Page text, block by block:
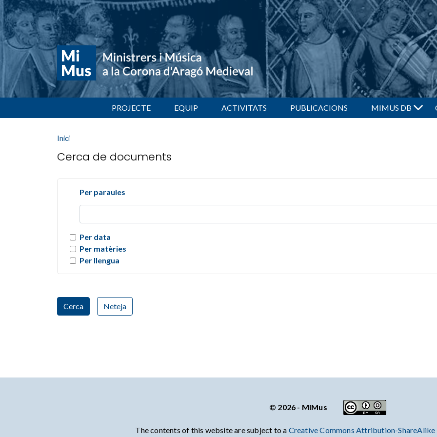
Vés
al
contingut
PROJECTE EQUIP ACTIVITATS PUBLICACIONS MIMUS DB
Inici
Cerca de documents
Per paraules
Per data
Per matèries
Per llengua
Cerca Neteja
© 2026 - MiMus
The contents of this website are subject to a Creative Commons Attribution-ShareAlike